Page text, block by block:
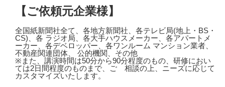
【ご依頼元企業様】
全国紙新聞社全て、各地方新聞社、各テレビ局(地上・BS・
CS)、各 ラジオ局、各大手ハウスメーカー、各アパートメ
ーカー、各デベロッパー、各ワンルーム マンション業者、
不動産関連団体、 公的機関、その他
※また、講演時間は50分から90分程度のもの、研修におい
ては2日間程度のものまで、ご゙相談の上、ニーズに応じて
カスタマイズいたします。